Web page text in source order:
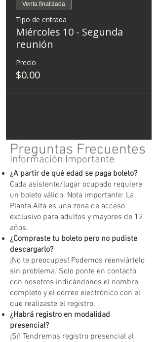
Venta finalizada
Tipo de entrada
Miércoles 10 - Segunda
reunión
Precio
$0.00
Preguntas Frecuentes
Información Importante
¿A partir de qué edad se paga boleto?
Cada asistente/lugar ocupado requiere
un boleto válido. Nota importante: La
Planta Alta es una zona de acceso
exclusivo para adultos y mayores de 12
años.
¿Compraste tu boleto pero no pudiste
descargarlo?
¡No te preocupes! Podemos reenviártelo
sin problema. Solo ponte en contacto
con nosotros indicándonos el nombre
completo y el correo electrónico con el
que realizaste el registro.
¿Habrá registro en modalidad
presencial?
¡Sí! Tendremos registro presencial al